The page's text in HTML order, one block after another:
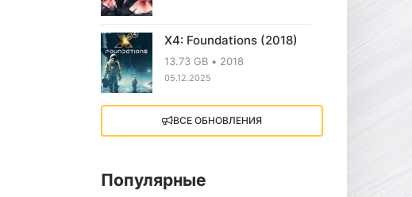
X4: Foundations (2018)
13.73 GB 2018
05.12.2025
Little Nightmares III
ВСЕ ОБНОВЛЕНИЯ
Популярные